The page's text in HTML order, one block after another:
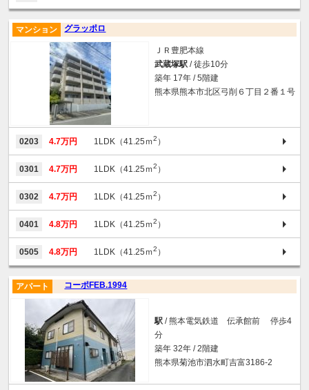
グラッポロ
マンション
ＪＲ豊肥本線
武蔵塚駅 / 徒歩10分
築年 17年 / 5階建
熊本県熊本市北区弓削６丁目２番１号
0203 4.7万円 1LDK（41.25ｍ2 ）
0301 4.7万円 1LDK（41.25ｍ2 ）
0302 4.7万円 1LDK（41.25ｍ2 ）
0401 4.8万円 1LDK（41.25ｍ2 ）
0505 4.8万円 1LDK（41.25ｍ2 ）
コーポFEB.1994
アパート
駅 / 熊本電気鉄道 伝承館前 停歩4
分
築年 32年 / 2階建
熊本県菊池市泗水町吉富3186-2